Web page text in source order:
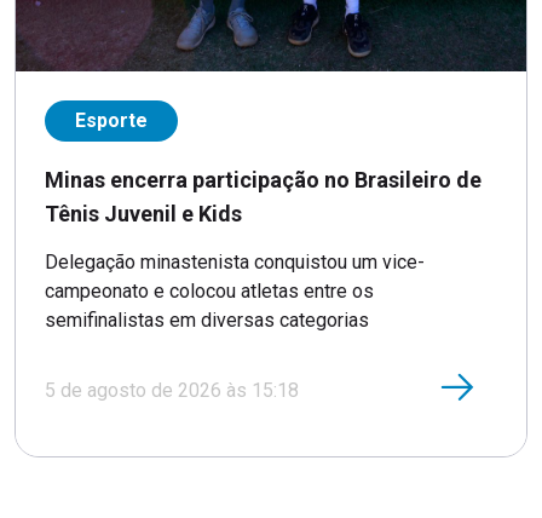
Esporte
Minas encerra participação no Brasileiro de
Tênis Juvenil e Kids
Delegação minastenista conquistou um vice-
campeonato e colocou atletas entre os
semifinalistas em diversas categorias
5 de agosto de 2026 às 15:18